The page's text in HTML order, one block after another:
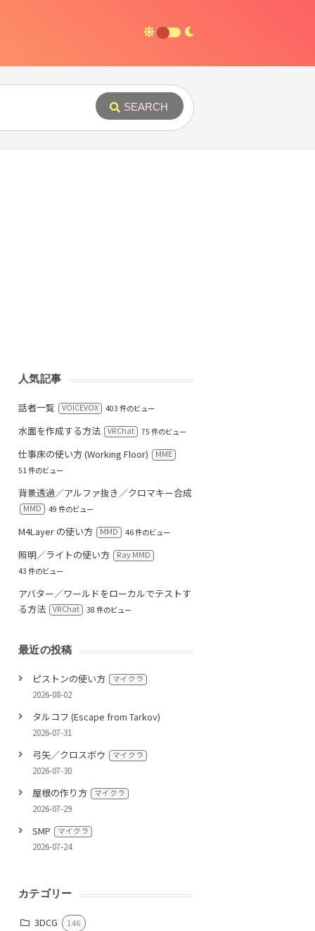
SEARCH
人気記事
話者一覧 VOICEVOX 403 件のビュー
水面を作成する方法 VRChat 75 件のビュー
仕事床の使い方 (Working Floor)
MME
51 件のビュー
背景透過／アルファ抜き／クロマキー合成
MMD 49 件のビュー
M4Layer の使い方 MMD 46 件のビュー
照明／ライトの使い方
Ray MMD
43 件のビュー
アバター／ワールドをローカルでテストす
る方法
VRChat 38 件のビュー
最近の投稿
ピストンの使い方 マイクラ
2026-08-02
タルコフ (Escape from Tarkov)
2026-07-31
弓矢／クロスボウ マイクラ
2026-07-30
屋根の作り方 マイクラ
2026-07-29
SMP マイクラ
2026-07-24
カテゴリー
3DCG 146